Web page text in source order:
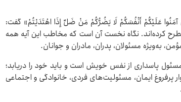
آمَنُوا عَلَیْکُمْ أَنْفُسَکُمْ لَا یَضُرُّکُمْ مَنْ ضَلَّ إِذَا اهْتَدَیْتُمْ» گفت:
کرده‌اند. نگاه نخست آن است که مخاطب این آیه همه
به‌ویژه مسئولان، پدران، مادران و جوانان.
پاسداری از نفس خویش است و باید خود را دریابد؛
پرفروغ ایمان، مسئولیت‌های فردی، خانوادگی و اجتماعی